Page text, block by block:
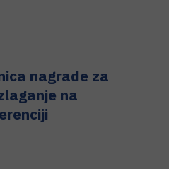
nagrade za
na